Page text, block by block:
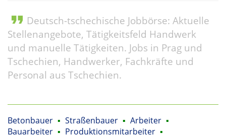
format_quote Deutsch-tschechische Jobbörse: Aktuelle
Stellenangebote, Tätigkeitsfeld Handwerk
und manuelle Tätigkeiten. Jobs in Prag und
Tschechien, Handwerker, Fachkräfte und
Personal aus Tschechien.
Betonbauer ▪ Straßenbauer ▪ Arbeiter ▪
Bauarbeiter ▪ Produktionsmitarbeiter ▪